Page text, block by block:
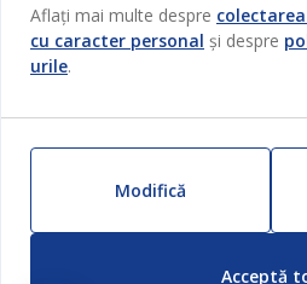
Pentru casă
Outlet
Produse noi
ZILNIC PREȚ MIC
Politica de confidentialitate
Card cadou
Livrare
Reclamații
Inspirație
Telefon: 060 531 531
E-mail: jysk@jysk.md
Aflați mai multe despre
cu caracter personal și despre
urile.
Modifică
Acceptă